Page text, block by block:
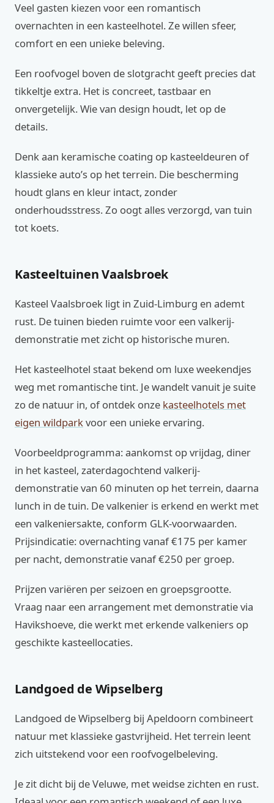
Veel gasten kiezen voor een romantisch
overnachten in een kasteelhotel. Ze willen sfeer,
comfort en een unieke beleving.
Een roofvogel boven de slotgracht geeft precies dat
tikkeltje extra. Het is concreet, tastbaar en
onvergetelijk. Wie van design houdt, let op de
details.
Denk aan keramische coating op kasteeldeuren of
klassieke auto’s op het terrein. Die bescherming
houdt glans en kleur intact, zonder
onderhoudsstress. Zo oogt alles verzorgd, van tuin
tot koets.
Kasteeltuinen Vaalsbroek
Kasteel Vaalsbroek ligt in Zuid-Limburg en ademt
rust. De tuinen bieden ruimte voor een valkerij-
demonstratie met zicht op historische muren.
Het kasteelhotel staat bekend om luxe weekendjes
weg met romantische tint. Je wandelt vanuit je suite
zo de natuur in, of ontdek onze kasteelhotels met
eigen wildparkvoor een unieke ervaring.
Voorbeeldprogramma: aankomst op vrijdag, diner
in het kasteel, zaterdagochtend valkerij-
demonstratie van 60 minuten op het terrein, daarna
lunch in de tuin. De valkenier is erkend en werkt met
een valkeniersakte, conform GLK-voorwaarden.
Prijsindicatie: overnachting vanaf €175 per kamer
per nacht, demonstratie vanaf €250 per groep.
Prijzen variëren per seizoen en groepsgrootte.
Vraag naar een arrangement met demonstratie via
Havikshoeve, die werkt met erkende valkeniers op
geschikte kasteellocaties.
Landgoed de Wipselberg
Landgoed de Wipselberg bij Apeldoorn combineert
natuur met klassieke gastvrijheid. Het terrein leent
zich uitstekend voor een roofvogelbeleving.
Je zit dicht bij de Veluwe, met weidse zichten en rust.